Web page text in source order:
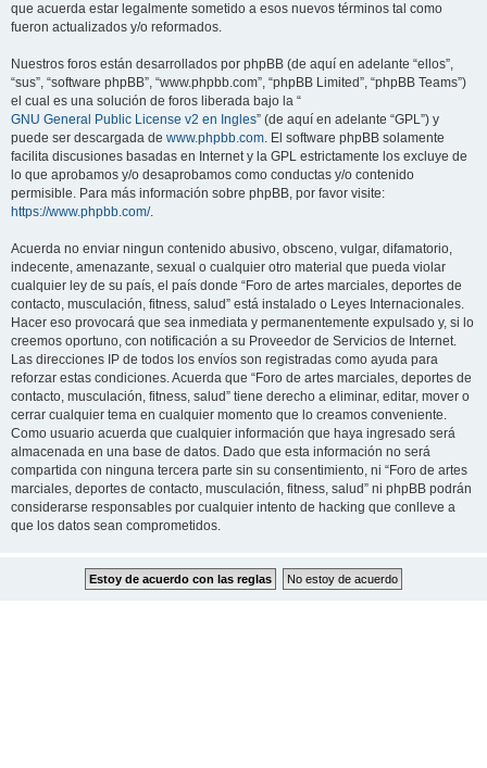
que acuerda estar legalmente sometido a esos nuevos términos tal como
fueron actualizados y/o reformados.
Nuestros foros están desarrollados por phpBB (de aquí en adelante “ellos”,
“sus”, “software phpBB”, “www.phpbb.com”, “phpBB Limited”, “phpBB Teams”)
el cual es una solución de foros liberada bajo la “
GNU General Public License v2 en Ingles” (de aquí en adelante “GPL”) y
puede ser descargada de www.phpbb.com. El software phpBB solamente
facilita discusiones basadas en Internet y la GPL estrictamente los excluye de
lo que aprobamos y/o desaprobamos como conductas y/o contenido
permisible. Para más información sobre phpBB, por favor visite:
https://www.phpbb.com/.
Acuerda no enviar ningun contenido abusivo, obsceno, vulgar, difamatorio,
indecente, amenazante, sexual o cualquier otro material que pueda violar
cualquier ley de su país, el país donde “Foro de artes marciales, deportes de
contacto, musculación, fitness, salud” está instalado o Leyes Internacionales.
Hacer eso provocará que sea inmediata y permanentemente expulsado y, si lo
creemos oportuno, con notificación a su Proveedor de Servicios de Internet.
Las direcciones IP de todos los envíos son registradas como ayuda para
reforzar estas condiciones. Acuerda que “Foro de artes marciales, deportes de
contacto, musculación, fitness, salud” tiene derecho a eliminar, editar, mover o
cerrar cualquier tema en cualquier momento que lo creamos conveniente.
Como usuario acuerda que cualquier información que haya ingresado será
almacenada en una base de datos. Dado que esta información no será
compartida con ninguna tercera parte sin su consentimiento, ni “Foro de artes
marciales, deportes de contacto, musculación, fitness, salud” ni phpBB podrán
considerarse responsables por cualquier intento de hacking que conlleve a
que los datos sean comprometidos.